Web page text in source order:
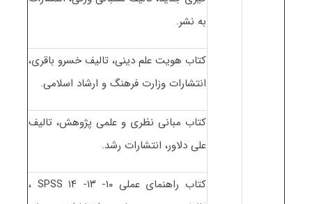
به نشر.
کتاب هویت علم دینی، تالیف خسرو باقری،
انتشارات وزارت فرهنگ و ارشاد اسلامی.
کتاب مبانی نظری و علمی پژوهش، تالیف
علی دلاور، انتشارات رشد.
کتاب راهنمای عملی ۱۰- ۱۳- ۱۴ SPSS ،